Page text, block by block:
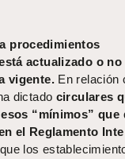
procedimientos
actualizado o no
vigente.En relación
dictado circulares
“mínimos” que
el Reglamento
los